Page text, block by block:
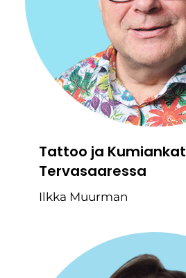
Tattoo ja Kumiankat
Tervasaaressa
Ilkka Muurman